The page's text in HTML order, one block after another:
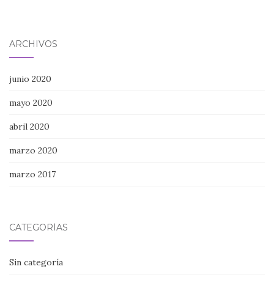
ARCHIVOS
junio 2020
mayo 2020
abril 2020
marzo 2020
marzo 2017
CATEGORÍAS
Sin categoría